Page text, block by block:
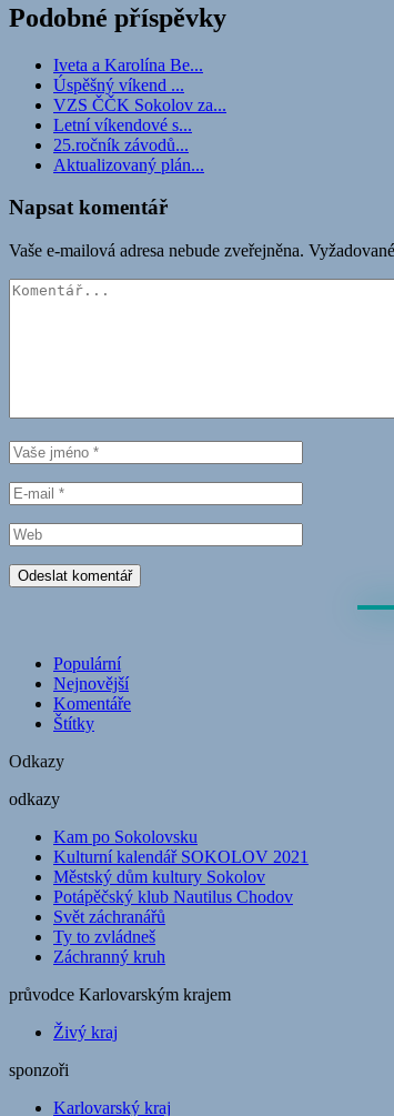
Podobné příspěvky
Iveta a Karolína Be...
Úspěšný víkend ...
VZS ČČK Sokolov za...
Letní víkendové s...
25.ročník závodů...
Aktualizovaný plán...
Napsat komentář
Vaše e-mailová adresa nebude zveřejněna.
Populární
Nejnovější
Komentáře
Štítky
Odkazy
odkazy
Kam po Sokolovsku
Kulturní kalendář SOKOLOV 2021
Městský dům kultury Sokolov
Potápěčský klub Nautilus Chodov
Svět záchranářů
Ty to zvládneš
Záchranný kruh
průvodce Karlovarským krajem
Živý kraj
sponzoři
Karlovarský kraj